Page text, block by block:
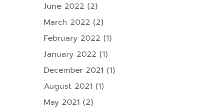
June 2022 (2)
March 2022 (2)
February 2022 (1)
January 2022 (1)
December 2021 (1)
August 2021 (1)
May 2021 (2)